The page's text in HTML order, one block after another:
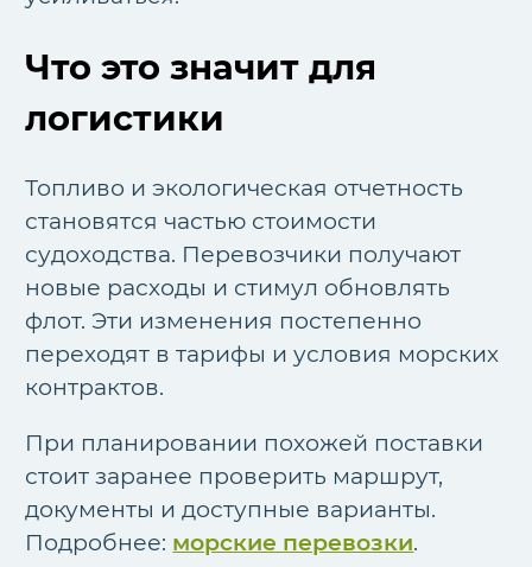
Что это значит для
логистики
Топливо и экологическая отчетность
становятся частью стоимости
судоходства. Перевозчики получают
новые расходы и стимул обновлять
флот. Эти изменения постепенно
переходят в тарифы и условия морских
контрактов.
При планировании похожей поставки
стоит заранее проверить маршрут,
документы и доступные варианты.
Подробнее: морские перевозки.